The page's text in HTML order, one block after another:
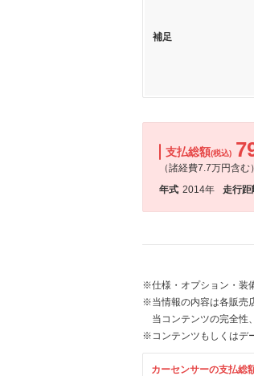
補足
支払総額(税込)
（諸経費7.7万円含む）
年式 2014年 走行距
※仕様・オプション・装
※当情報の内容は各販売
当コンテンツの完全性
※コンテンツもしくはデ
カーセンサーの支払総